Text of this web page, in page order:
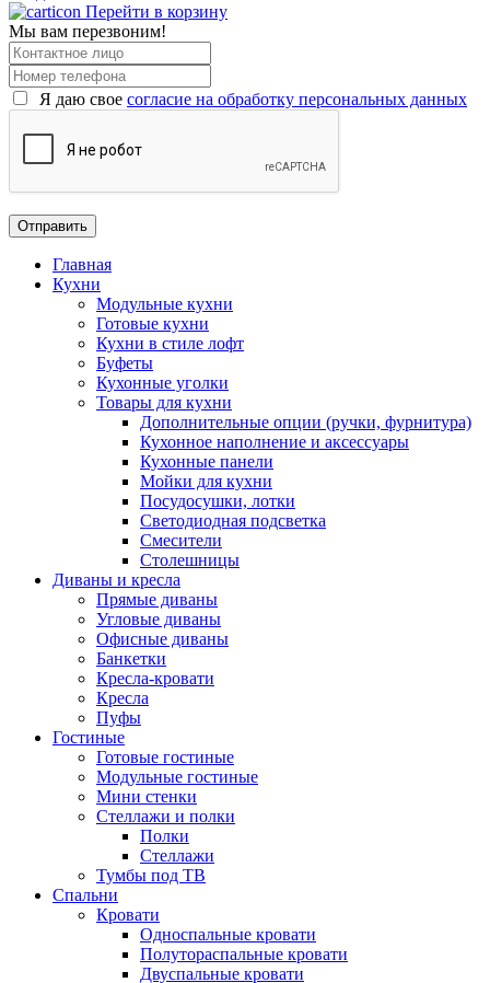
Перейти в корзину
Мы вам перезвоним!
Я даю свое согласие на обработку персональных данных
Главная
Кухни
Модульные кухни
Готовые кухни
Кухни в стиле лофт
Буфеты
Кухонные уголки
Товары для кухни
Дополнительные опции (ручки, фурнитура)
Кухонное наполнение и аксессуары
Кухонные панели
Мойки для кухни
Посудосушки, лотки
Светодиодная подсветка
Смесители
Столешницы
Диваны и кресла
Прямые диваны
Угловые диваны
Офисные диваны
Банкетки
Кресла-кровати
Кресла
Пуфы
Гостиные
Готовые гостиные
Модульные гостиные
Мини стенки
Стеллажи и полки
Полки
Стеллажи
Тумбы под ТВ
Спальни
Кровати
Односпальные кровати
Полутораспальные кровати
Двуспальные кровати